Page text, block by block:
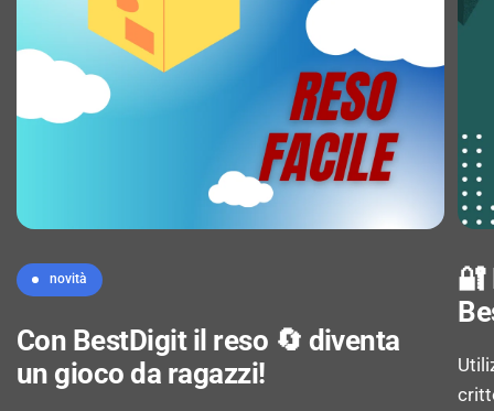
Rapporto di contrasto (dinamico): 20000000:1
Nome di commercializzazione del rapporto di
contrasto dinamico: SmartContrast
Tempo massimo di refresh: 60 Hz
Angolo di visualizzazione (verticale): 60°
Colori del display: 262144 colori
novità
Con BestDigit il reso 🔄 diventa
un gioco da ragazzi!
🔐